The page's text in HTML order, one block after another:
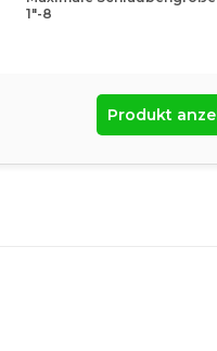
1"-8
Produkt